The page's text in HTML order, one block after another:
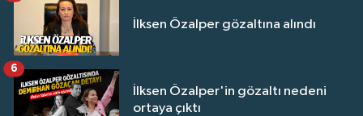
İlksen Özalper gözaltına alındı
İlksen Özalper'in gözaltı nedeni
ortaya çıktı
6